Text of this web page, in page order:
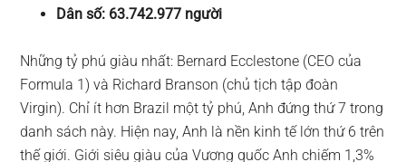
Dân số: 63.742.977 người
Những tỷ phú giàu nhất: Bernard Ecclestone (CEO của
Formula 1) và Richard Branson (chủ tịch tập đoàn
Virgin). Chỉ ít hơn Brazil một tỷ phú, Anh đứng thứ 7 trong
danh sách này. Hiện nay, Anh là nền kinh tế lớn thứ 6 trên
thế giới. Giới siêu giàu của Vương quốc Anh chiếm 1,3%